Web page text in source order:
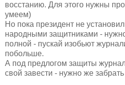
восстанию. Для этого нужны
умеем)
Но пока президент не
народными защитниками -
полной - пускай изобьют
побольше.
А под предлогом защиты
свой завести - нужно же